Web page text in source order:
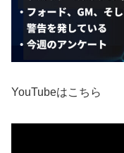
YouTubeはこちら